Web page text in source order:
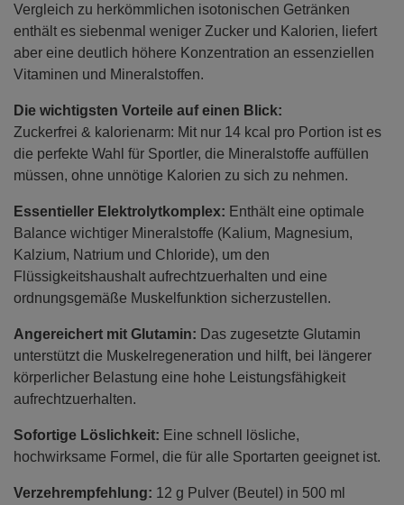
Vergleich zu herkömmlichen isotonischen Getränken
enthält es siebenmal weniger Zucker und Kalorien, liefert
aber eine deutlich höhere Konzentration an essenziellen
Vitaminen und Mineralstoffen.
Die wichtigsten Vorteile auf einen Blick:
Zuckerfrei & kalorienarm: Mit nur 14 kcal pro Portion ist es
die perfekte Wahl für Sportler, die Mineralstoffe auffüllen
müssen, ohne unnötige Kalorien zu sich zu nehmen.
Essentieller Elektrolytkomplex: Enthält eine optimale
Balance wichtiger Mineralstoffe (Kalium, Magnesium,
Kalzium, Natrium und Chloride), um den
Flüssigkeitshaushalt aufrechtzuerhalten und eine
ordnungsgemäße Muskelfunktion sicherzustellen.
Angereichert mit Glutamin: Das zugesetzte Glutamin
unterstützt die Muskelregeneration und hilft, bei längerer
körperlicher Belastung eine hohe Leistungsfähigkeit
aufrechtzuerhalten.
Sofortige Löslichkeit: Eine schnell lösliche,
hochwirksame Formel, die für alle Sportarten geeignet ist.
Verzehrempfehlung: 12 g Pulver (Beutel) in 500 ml